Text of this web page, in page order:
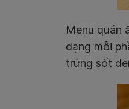
Menu quán
dạng mỗi
trứng sốt